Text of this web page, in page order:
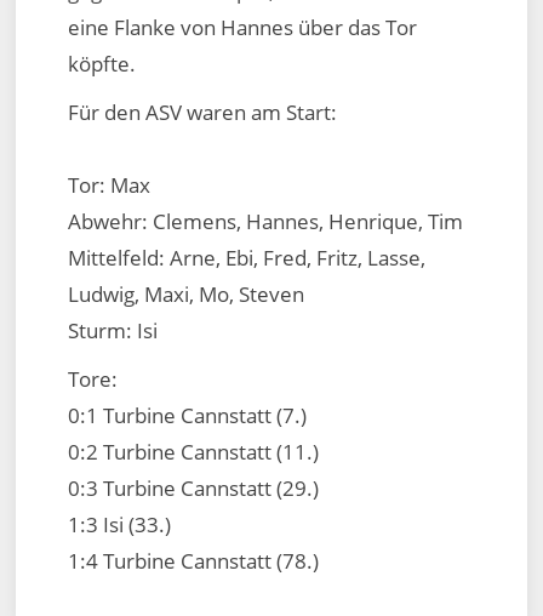
eine Flanke von Hannes über das Tor
köpfte.
Für den ASV waren am Start:
Tor: Max
Abwehr: Clemens, Hannes, Henrique, Tim
Mittelfeld: Arne, Ebi, Fred, Fritz, Lasse,
Ludwig, Maxi, Mo, Steven
Sturm: Isi
Tore:
0:1 Turbine Cannstatt (7.)
0:2 Turbine Cannstatt (11.)
0:3 Turbine Cannstatt (29.)
1:3 Isi (33.)
1:4 Turbine Cannstatt (78.)